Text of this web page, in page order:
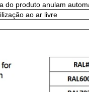
do produto anulam
ao ar livre